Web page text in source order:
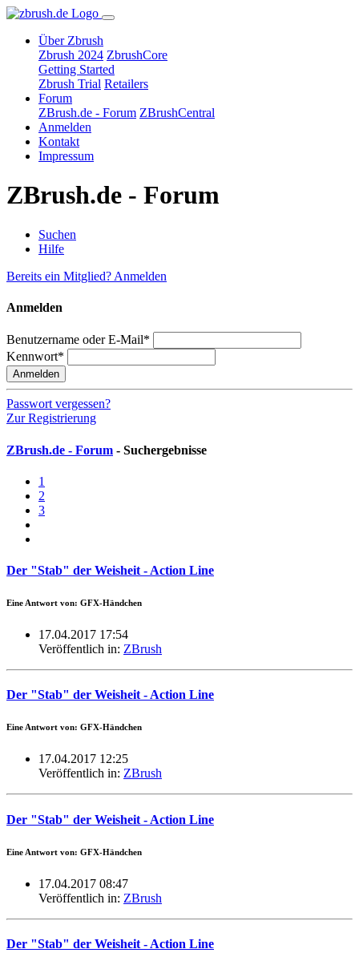
Über Zbrush
Zbrush 2024 ZbrushCore
Getting Started
Zbrush Trial Retailers
Forum
ZBrush.de - Forum ZBrushCentral
Anmelden
Kontakt
Impressum
ZBrush.de - Forum
Suchen
Hilfe
Bereits ein Mitglied? Anmelden
Anmelden
Benutzername oder E-Mail*
Kennwort*
Anmelden
Passwort vergessen?
Zur Registrierung
ZBrush.de - Forum - Suchergebnisse
1
2
3
Der "Stab" der Weisheit - Action Line
Eine Antwort von: GFX-Händchen
17.04.2017 17:54
Veröffentlich in: ZBrush
Der "Stab" der Weisheit - Action Line
Eine Antwort von: GFX-Händchen
17.04.2017 12:25
Veröffentlich in: ZBrush
Der "Stab" der Weisheit - Action Line
Eine Antwort von: GFX-Händchen
17.04.2017 08:47
Veröffentlich in: ZBrush
Der "Stab" der Weisheit - Action Line